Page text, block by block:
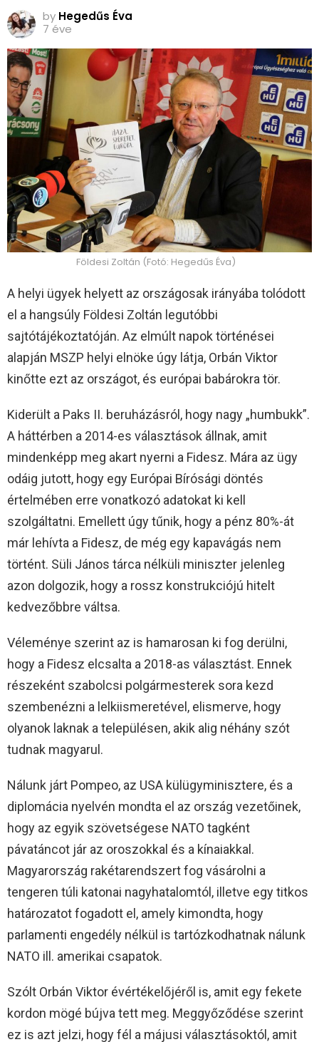
by Hegedűs Éva
7 éve
Földesi Zoltán (Fotó: Hegedűs Éva)
A helyi ügyek helyett az országosak irányába tolódott
el a hangsúly Földesi Zoltán legutóbbi
sajtótájékoztatóján. Az elmúlt napok történései
alapján MSZP helyi elnöke úgy látja, Orbán Viktor
kinőtte ezt az országot, és európai babárokra tör.
Kiderült a Paks II. beruházásról, hogy nagy „humbukk”.
A háttérben a 2014-es választások állnak, amit
mindenképp meg akart nyerni a Fidesz. Mára az ügy
odáig jutott, hogy egy Európai Bírósági döntés
értelmében erre vonatkozó adatokat ki kell
szolgáltatni. Emellett úgy tűnik, hogy a pénz 80%-át
már lehívta a Fidesz, de még egy kapavágás nem
történt. Süli János tárca nélküli miniszter jelenleg
azon dolgozik, hogy a rossz konstrukciójú hitelt
kedvezőbbre váltsa.
Véleménye szerint az is hamarosan ki fog derülni,
hogy a Fidesz elcsalta a 2018-as választást. Ennek
részeként szabolcsi polgármesterek sora kezd
szembenézni a lelkiismeretével, elismerve, hogy
olyanok laknak a településen, akik alig néhány szót
tudnak magyarul.
Nálunk járt Pompeo, az USA külügyminisztere, és a
diplomácia nyelvén mondta el az ország vezetőinek,
hogy az egyik szövetségese NATO tagként
pávatáncot jár az oroszokkal és a kínaiakkal.
Magyarország rakétarendszert fog vásárolni a
tengeren túli katonai nagyhatalomtól, illetve egy titkos
határozatot fogadott el, amely kimondta, hogy
parlamenti engedély nélkül is tartózkodhatnak nálunk
NATO ill. amerikai csapatok.
Szólt Orbán Viktor évértékelőjéről is, amit egy fekete
kordon mögé bújva tett meg. Meggyőződése szerint
ez is azt jelzi, hogy fél a májusi választásoktól, amit